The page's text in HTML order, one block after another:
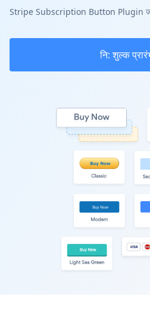
Stripe Subscription Button Plugin
नि: शुल्क